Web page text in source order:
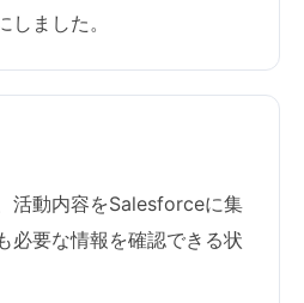
ました。
活動内容をSalesforceに集
必要な情報を確認できる状